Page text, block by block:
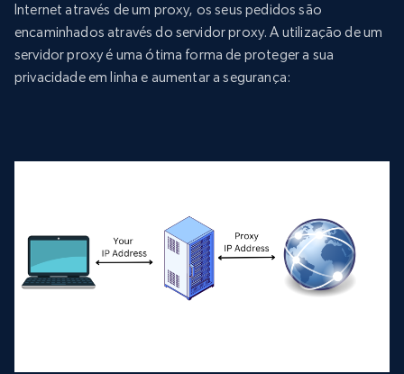
Internet através de um proxy, os seus pedidos são
encaminhados através do servidor proxy. A utilização de um
servidor proxy é uma ótima forma de proteger a sua
privacidade em linha e aumentar a segurança: